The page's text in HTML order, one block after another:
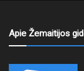
Apie Žemaitijos